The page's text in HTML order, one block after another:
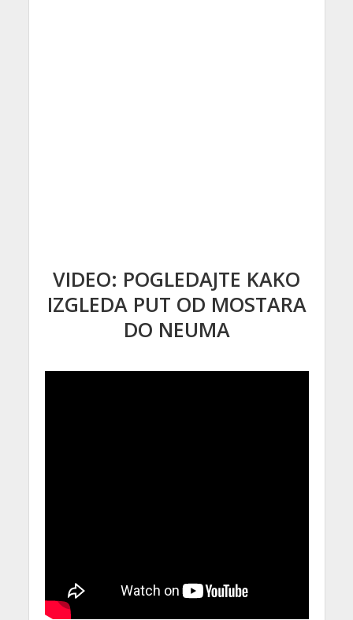
VIDEO: POGLEDAJTE KAKO
IZGLEDA PUT OD MOSTARA
DO NEUMA